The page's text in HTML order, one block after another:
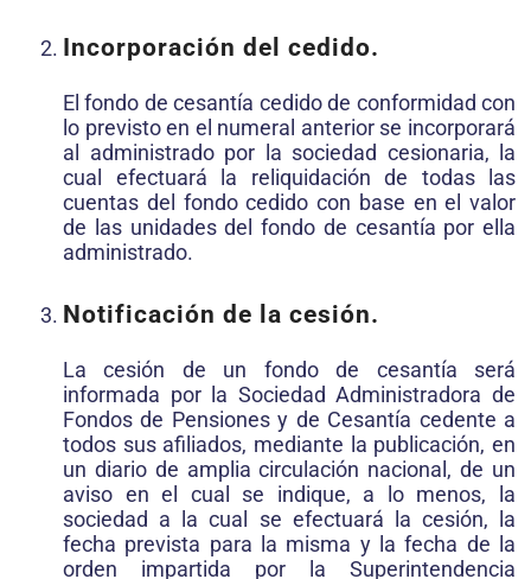
Incorporación del cedido.
El fondo de cesantía cedido de conformidad con
lo previsto en el numeral anterior se incorporará
al administrado por la sociedad cesionaria, la
cual efectuará la reliquidación de todas las
cuentas del fondo cedido con base en el valor
de las unidades del fondo de cesantía por ella
administrado.
Notificación de la cesión.
La cesión de un fondo de cesantía será
informada por la Sociedad Administradora de
Fondos de Pensiones y de Cesantía cedente a
todos sus afiliados, mediante la publicación, en
un diario de amplia circulación nacional, de un
aviso en el cual se indique, a lo menos, la
sociedad a la cual se efectuará la cesión, la
fecha prevista para la misma y la fecha de la
orden impartida por la Superintendencia